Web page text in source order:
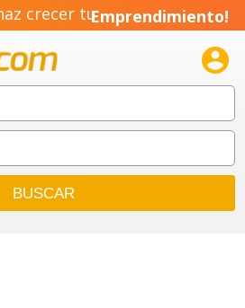
crecer tuEmprendimiento!
